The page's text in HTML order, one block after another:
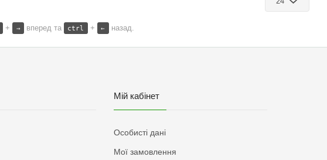
+ → вперед та ctrl + ← назад.
Мій кабінет
Особисті дані
Мої замовлення